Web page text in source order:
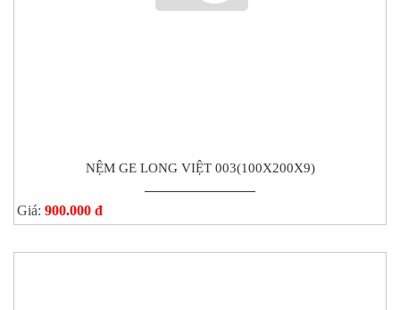
NỆM GE LONG VIỆT 003(100X200X9)
Giá: 900.000 đ